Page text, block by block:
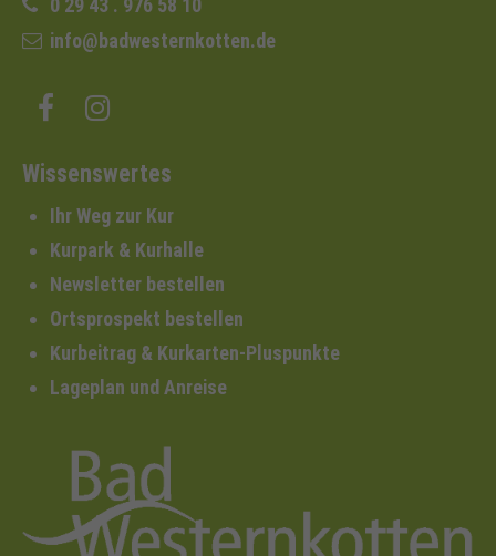
0 29 43 . 976 58 10
info@badwesternkotten.de
Wissenswertes
Ihr Weg zur Kur
Kurpark & Kurhalle
Newsletter bestellen
Ortsprospekt bestellen
Kurbeitrag & Kurkarten-Pluspunkte
Lageplan und Anreise